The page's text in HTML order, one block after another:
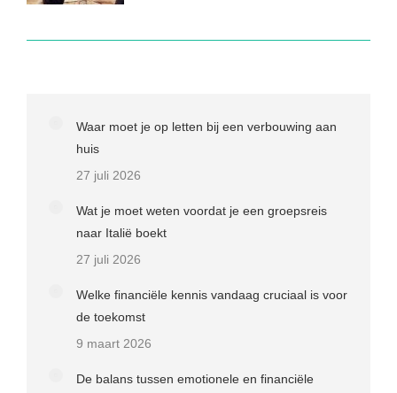
Waar moet je op letten bij een verbouwing aan
huis
27 juli 2026
Wat je moet weten voordat je een groepsreis
naar Italië boekt
27 juli 2026
Welke financiële kennis vandaag cruciaal is voor
de toekomst
9 maart 2026
De balans tussen emotionele en financiële